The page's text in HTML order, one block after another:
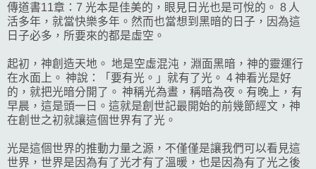
傳道書11章：7 光本是佳美的，眼見日光也是可悅的。 8 人
活多年，就當快樂多年。然而也當想到黑暗的日子，因為這
日子必多，所要來的都是虛空。
起初，神創造天地。 地是空虛混沌，淵面黑暗，神的靈運行
在水面上。 神說：「要有光。」就有了光。 4 神看光是好
的，就把光暗分開了。 神稱光為晝，稱暗為夜。有晚上，有
早晨，這是頭一日。這就是創世記最開始的前幾節經文，神
在創世之初就讓這個世界有了光。
光是這個世界的推動力量之源，不僅僅是讓我們可以看見這
世界，世界是因為有了光才有了溫暖，也是因為有了光之後